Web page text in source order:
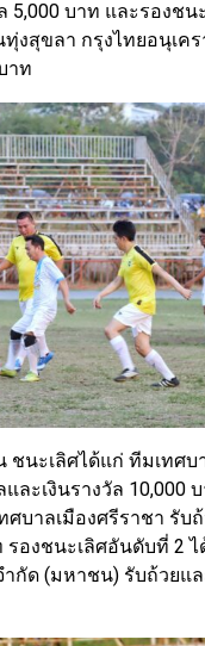
5,000 บาท และรองชน
ทุ่งสุขลา กรุงไทยอนุเค
าท
ชนะเลิศได้แก่ ทีมเทศ
ละเงินรางวัล 10,000
ศบาลเมืองศรีราชา รับ
รองชนะเลิศอันดับที่ 2
ำกัด (มหาชน) รับถ้วยแล